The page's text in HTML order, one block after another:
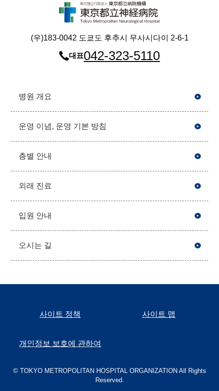
(우)183-0042 도쿄도 후추시 무사시다이 2-6-1
대표042-323-5110
병원 개요
운영 이념, 운영 기본 방침
층별 안내
외래 진료
입원 안내
오시는 길
사이트 정책 사이트 맵
개인정보 보호에 관하여
© TOKYO METROPOLITAN HOSPITAL ORGANIZATION All Rights
Reserved.